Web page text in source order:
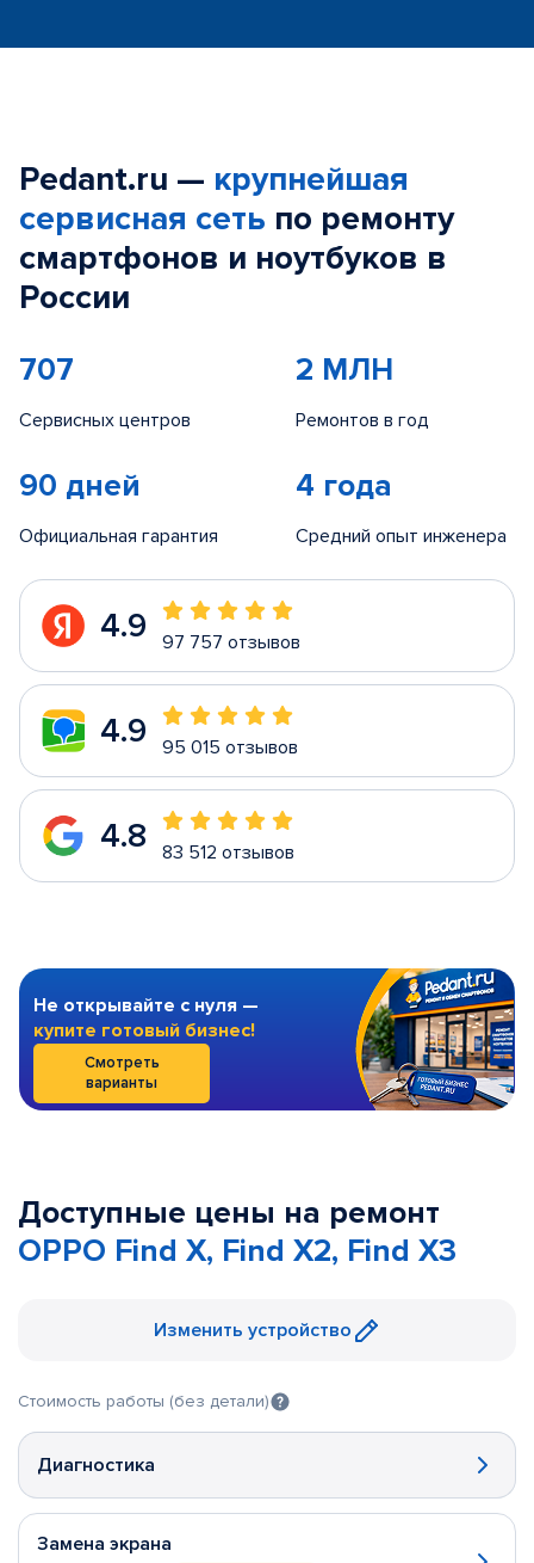
Pedant.ru — крупнейшая
сервисная сеть по ремонту
смартфонов и ноутбуков в
России
707
Сервисных центров
2 МЛН
Ремонтов в год
90 дней
Официальная гарантия
4 года
Средний опыт инженера
4.9 97 757 отзывов
4.9 95 015 отзывов
4.8 83 512 отзывов
Не открывайте с нуля —
купите готовый бизнес!
Смотреть
варианты
Доступные цены на ремонт
OPPO Find X, Find X2, Find X3
Изменить устройство
Стоимость работы (без детали)
Диагностика
Замена экрана